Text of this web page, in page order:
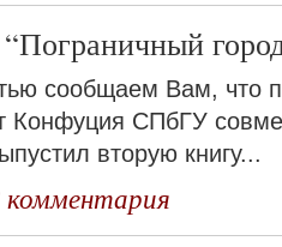
сообщаем Вам, что
Конфуция СПбГУ
вторую книгу...
комментария